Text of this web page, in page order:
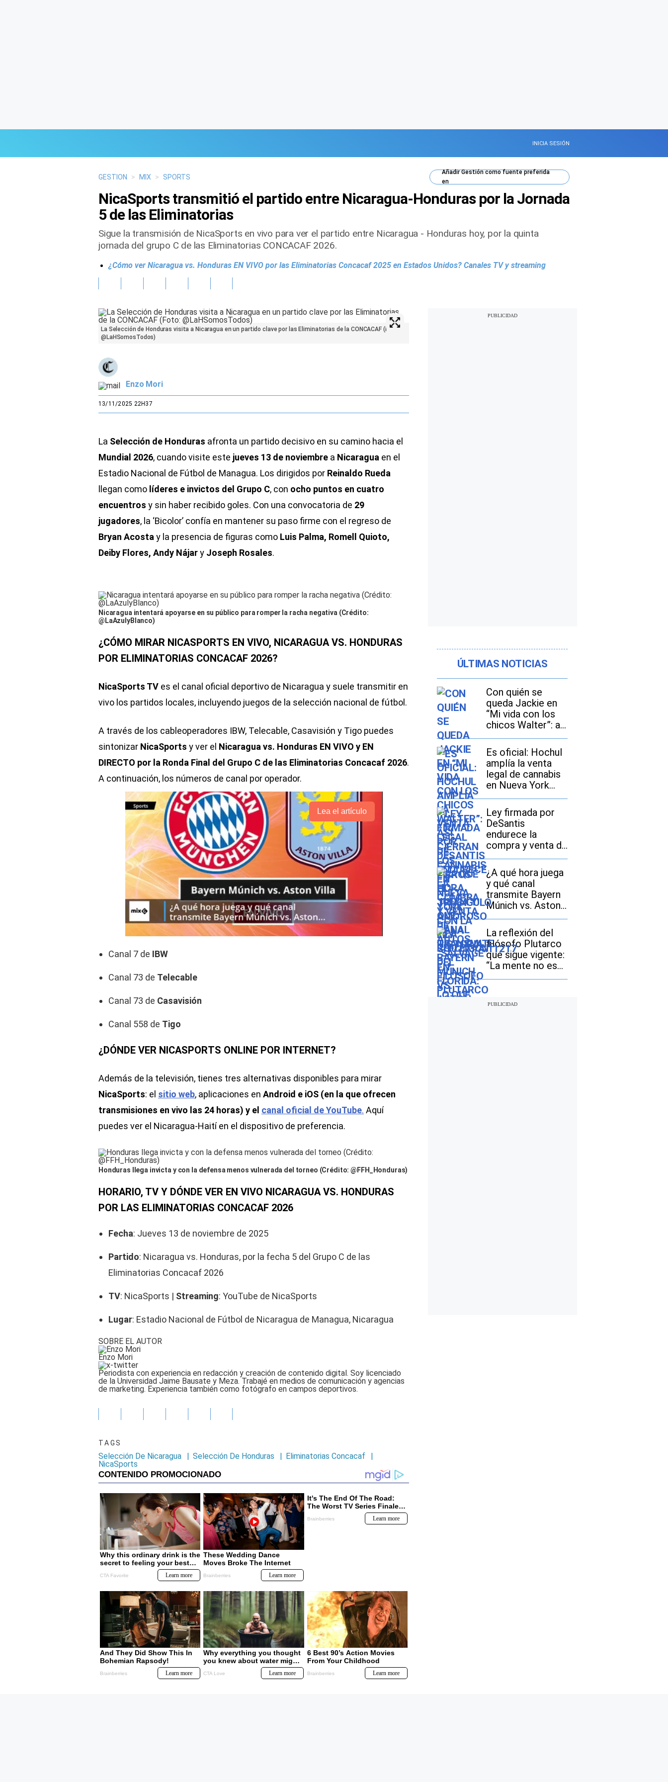
INICIA SESIÓN
GESTION > MIX > SPORTS
AñadirGestióncomo fuente preferida
en
NicaSports transmitió el partido entre Nicaragua-Honduras por la Jornada
5 de las Eliminatorias
Sigue la transmisión de NicaSports en vivo para ver el partido entre Nicaragua - Honduras hoy, por la quinta
jornada del grupo C de las Eliminatorias CONCACAF 2026.
¿Cómo ver Nicaragua vs. Honduras EN VIVO por las Eliminatorias Concacaf 2025 en Estados Unidos? Canales TV y streaming
La Selección de Honduras visita a Nicaragua en un partido clave por las Eliminatorias de la CONCACAF (Foto:
@LaHSomosTodos)
Enzo Mori
13/11/2025 22H37
La Selección de Honduras afronta un partido decisivo en su camino hacia el
Mundial 2026, cuando visite este jueves 13 de noviembre a Nicaragua en el
Estadio Nacional de Fútbol de Managua. Los dirigidos por Reinaldo Rueda
llegan como líderes e invictos del Grupo C, con ocho puntos en cuatro
encuentros y sin haber recibido goles. Con una convocatoria de 29
jugadores, la ‘Bicolor’ confía en mantener su paso firme con el regreso de
Bryan Acosta y la presencia de figuras como Luis Palma, Romell Quioto,
Deiby Flores, Andy Nájary Joseph Rosales.
Nicaragua intentará apoyarse en su público para romper la racha negativa (Crédito:
@LaAzulyBlanco)
¿CÓMO MIRAR NICASPORTS EN VIVO, NICARAGUA VS. HONDURAS
POR ELIMINATORIAS CONCACAF 2026?
NicaSports TV es el canal oficial deportivo de Nicaragua y suele transmitir en
vivo los partidos locales, incluyendo juegos de la selección nacional de fútbol.
A través de los cableoperadores IBW, Telecable, Casavisión y Tigo puedes
sintonizar NicaSports y ver el Nicaragua vs. Honduras EN VIVO y EN
DIRECTO por la Ronda Final del Grupo C de las Eliminatorias Concacaf 2026.
A continuación, los números de canal por operador.
Lea el artículo
Canal 7 de IBW
Canal 73 de Telecable
Canal 73 de Casavisión
Canal 558 de Tigo
¿DÓNDE VER NICASPORTS ONLINE POR INTERNET?
Además de la televisión, tienes tres alternativas disponibles para mirar
NicaSports: el sitio web, aplicaciones en Android e iOS (en la que ofrecen
transmisiones en vivo las 24 horas) y el canal oficial de YouTube. Aquí
puedes ver el Nicaragua-Haití en el dispositivo de preferencia.
Honduras llega invicta y con la defensa menos vulnerada del torneo (Crédito: @FFH_Honduras)
HORARIO, TV Y DÓNDE VER EN VIVO NICARAGUA VS. HONDURAS
POR LAS ELIMINATORIAS CONCACAF 2026
Fecha: Jueves 13 de noviembre de 2025
Partido: Nicaragua vs. Honduras, por la fecha 5 del Grupo C de las
Eliminatorias Concacaf 2026
TV: NicaSports | Streaming: YouTube de NicaSports
Lugar: Estadio Nacional de Fútbol de Nicaragua de Managua, Nicaragua
SOBRE EL AUTOR
Enzo Mori
Periodista con experiencia en redacción y creación de contenido digital. Soy licenciado
de la Universidad Jaime Bausate y Meza. Trabajé en medios de comunicación y agencias
de marketing. Experiencia también como fotógrafo en campos deportivos.
TAGS
Selección De Nicaragua | Selección De Honduras | Eliminatorias Concacaf
|
NicaSports
ÚLTIMAS NOTICIAS
Con quién se
queda Jackie en
“Mi vida con los
chicos Walter”: así
cierran los libros
el triángulo
amoroso de la
historia
Es oficial: Hochul
amplía la venta
legal de cannabis
en Nueva York
con la ley
S.10113/A.11217
Ley firmada por
DeSantis
endurece la
compra y venta de
autos “salvage” en
Florida: lo que
debes saber sobre
la HB 961
¿A qué hora juega
y qué canal
transmite Bayern
Múnich vs. Aston
Villa por amistoso
2026 en México,
Estados Unidos y
España?
La reflexión del
filósofo Plutarco
que sigue vigente:
“La mente no es
un vaso que hay
que llenar, sino un
encender”